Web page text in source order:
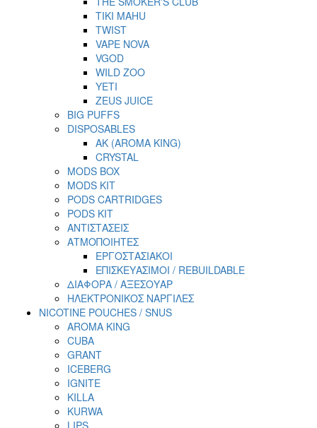
TIKI MAHU
TWIST
VAPE NOVA
VGOD
WILD ZOO
YETI
ZEUS JUICE
BIG PUFFS
DISPOSABLES
AK (AROMA KING)
CRYSTAL
MODS BOX
MODS KIT
PODS CARTRIDGES
PODS KIT
ΑΝΤΙΣΤΑΣΕΙΣ
ΑΤΜΟΠΟΙΗΤΕΣ
ΕΡΓΟΣΤΑΣΙΑΚΟΙ
ΕΠΙΣΚΕΥΑΣΙΜΟΙ / REBUILDABLE
ΔΙΑΦΟΡΑ / ΑΞΕΣΟΥΑΡ
ΗΛΕΚΤΡΟΝΙΚΟΣ ΝΑΡΓΙΛΕΣ
NICOTINE POUCHES / SNUS
AROMA KING
CUBA
GRANT
ICEBERG
IGNITE
KILLA
KURWA
LIPS